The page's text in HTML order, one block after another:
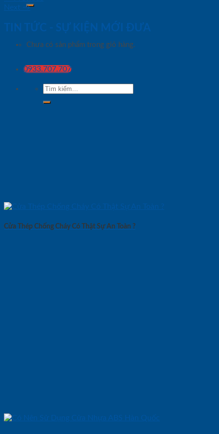
Chưa có sản phẩm trong giỏ hàng.
0933.707.707
Tìm
kiếm:
Next
→
TIN TỨC - SỰ KIỆN MỚI ĐƯA
Cửa Thép Chống Cháy Có Thật Sự An Toàn ?